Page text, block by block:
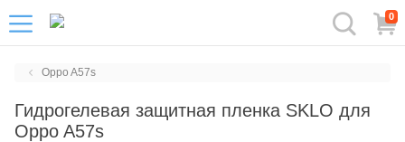
0
Oppo A57s
Гидрогелевая защитная пленка SKLO для
Oppo A57s